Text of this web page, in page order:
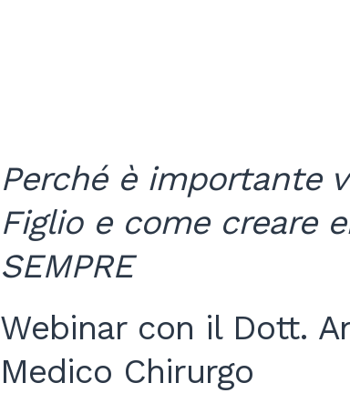
Perché è importante
Figlio e come creare
SEMPRE
Webinar con il Dott.
Medico Chirurgo